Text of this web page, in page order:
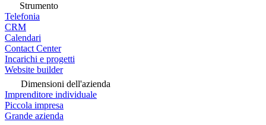
Strumento
Telefonia
CRM
Calendari
Contact Center
Incarichi e progetti
Website builder
Dimensioni dell'azienda
Imprenditore individuale
Piccola impresa
Grande azienda